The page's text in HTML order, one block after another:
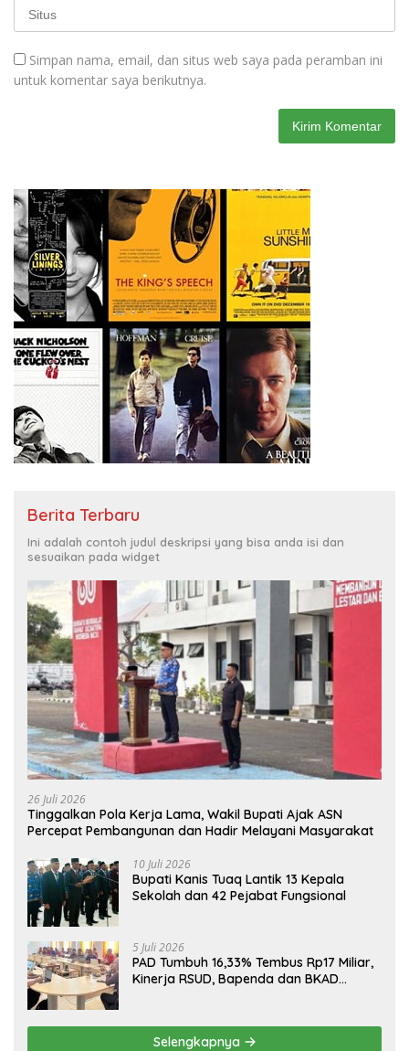
Simpan nama, email, dan situs web saya pada peramban ini
untuk komentar saya berikutnya.
Berita Terbaru
Ini adalah contoh judul deskripsi yang bisa anda isi dan
sesuaikan pada widget
26 Juli 2026
Tinggalkan Pola Kerja Lama, Wakil Bupati Ajak ASN
Percepat Pembangunan dan Hadir Melayani Masyarakat
10 Juli 2026
Bupati Kanis Tuaq Lantik 13 Kepala
Sekolah dan 42 Pejabat Fungsional
5 Juli 2026
PAD Tumbuh 16,33% Tembus Rp17 Miliar,
Kinerja RSUD, Bapenda dan BKAD
Selengkapnya